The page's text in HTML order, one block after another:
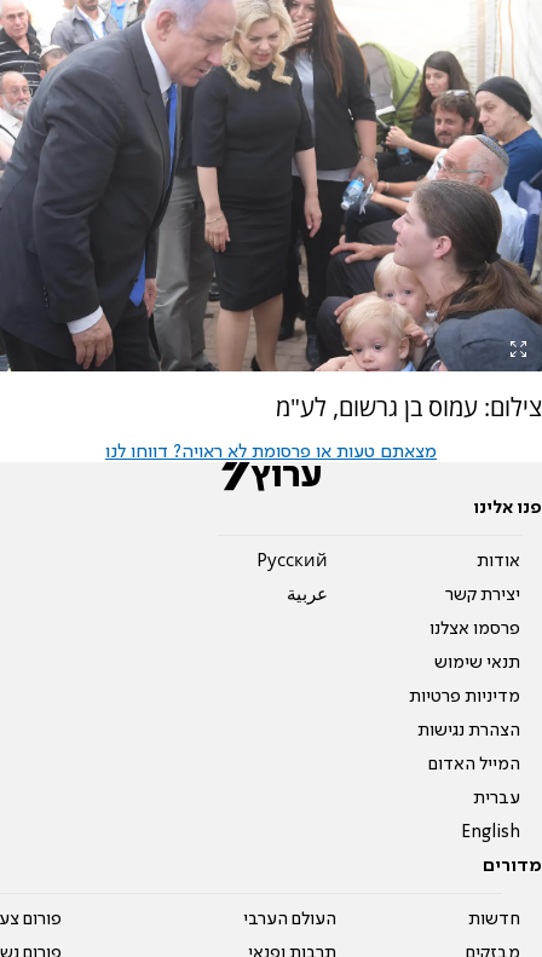
צילום: עמוס בן גרשום, לע"מ
מצאתם טעות או פרסומת לא ראויה? דווחו לנו
פנו אלינו
אודות
יצירת קשר
פרסמו אצלנו
תנאי שימוש
מדיניות פרטיות
הצהרת נגישות
המייל האדום
עברית
English
Pусский
عربية
מדורים
חדשות
העולם הערבי
פורום